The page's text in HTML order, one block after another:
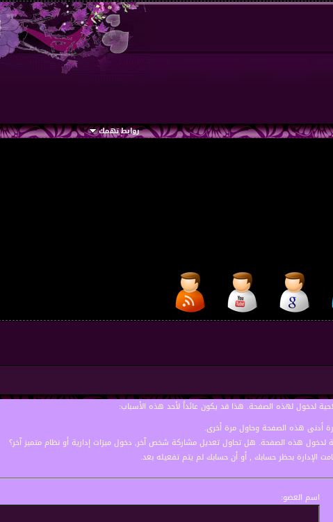
روابط تهمك
لدخول لهذه الصفحة. هذا قد يكون عائداً لأحد هذه الأسباب:
أدنى هذه الصفحة وحاول مرة أخرى.
لدخول هذه الصفحة. هل تحاول تعديل مشاركة شخص آخر, دخول ميزات إدارية أو نظام متميز آخر؟
الإدارة بحظر حسابك , أو أن حسابك لم يتم تفعيله بعد.
اسم العضو: